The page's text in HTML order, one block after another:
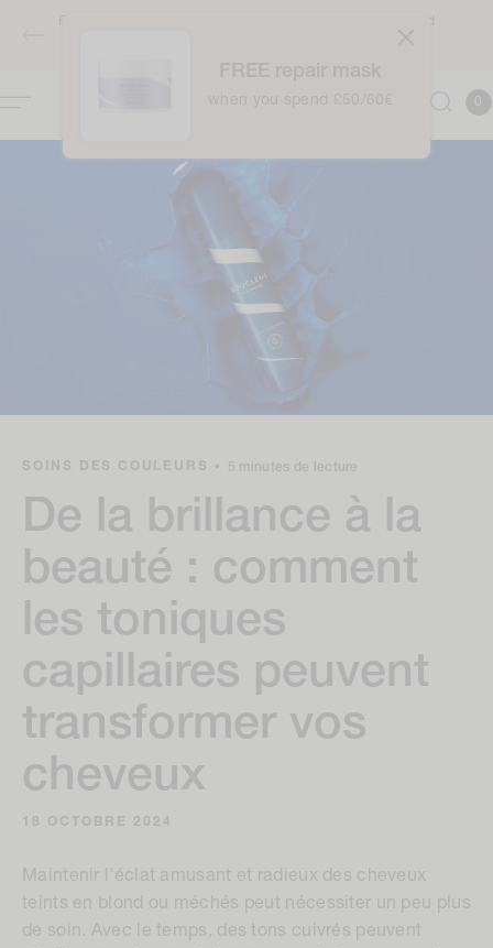
SOINS DES COULEURS • 5 minutes de lecture
De la brillance à la
beauté : comment
les toniques
capillaires peuvent
transformer vos
cheveux
18 OCTOBRE 2024
Maintenir l'éclat amusant et radieux des cheveux
teints en blond ou méchés peut nécessiter un peu plus
de soin. Avec le temps, des tons cuivrés peuvent